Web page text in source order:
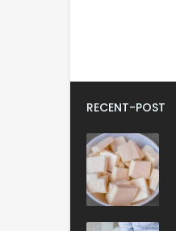
RECENT-POST